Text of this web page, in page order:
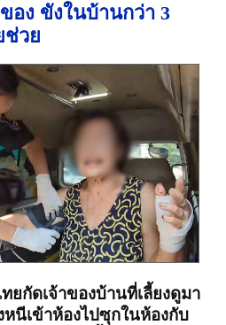
อง ขังในบ้านกว่า 3
ช่วย
ยกัดเจ้าของบ้านที่เลี้ยงดูมา
นีเข้าห้องไปซุกในห้องกับ